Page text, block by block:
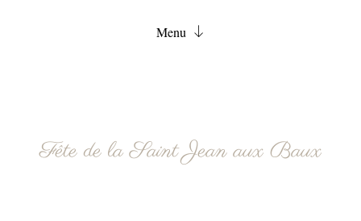
Menu
FAQ
Fête de la Saint Jean aux Baux